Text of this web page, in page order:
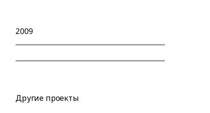
2009
Другие проекты